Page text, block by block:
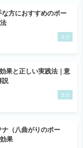
方におすすめのポー
ヨガ
果と正しい実践法｜意
説
ヨガ
（八曲がりのポー
果